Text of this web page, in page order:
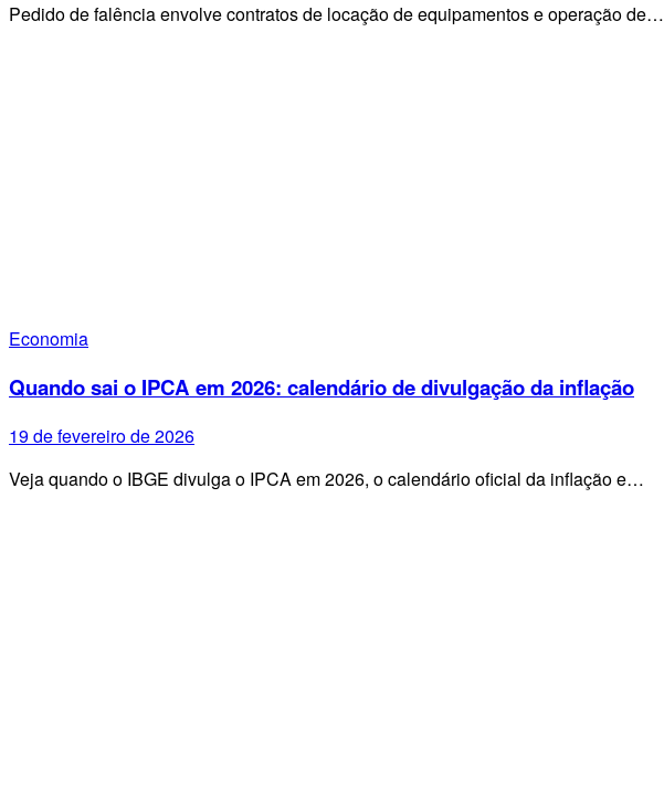
Pedido de falência envolve contratos de locação de equipamentos e operação de…
Economia
Quando sai o IPCA em 2026: calendário de divulgação da inflação
19 de fevereiro de 2026
Veja quando o IBGE divulga o IPCA em 2026, o calendário oficial da inflação e…